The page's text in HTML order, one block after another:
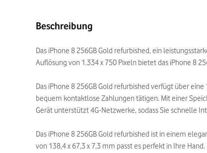
Beschreibung
Das iPhone 8 256GB Gold refurbished, ein
Auflösung von 1.334 x 750 Pixeln bietet das iPhone 8
Das iPhone 8 256GB Gold refurbished verfügt über
bequem kontaktlose Zahlungen tätigen. Mit einer
Gerät unterstützt 4G-Netzwerke, sodass Sie schnelle
Das iPhone 8 256GB Gold refurbished ist in einem
von 138,4 x 67,3 x 7,3 mm passt es perfekt in Ihre